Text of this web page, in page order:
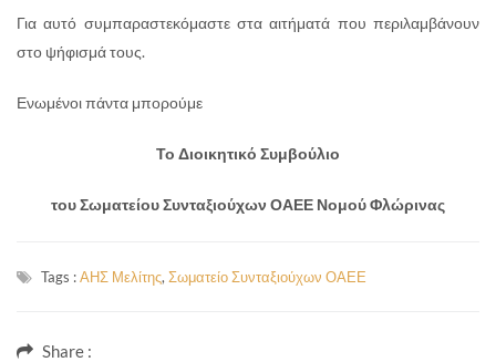
Για αυτό συμπαραστεκόμαστε στα αιτήματά που περιλαμβάνουν
στο ψήφισμά τους.
Ενωμένοι πάντα μπορούμε
Το Διοικητικό Συμβούλιο
του Σωματείου Συνταξιούχων ΟΑΕΕ Νομού Φλώρινας
Tags :ΑΗΣ Μελίτης, Σωματείο Συνταξιούχων ΟΑΕΕ
Share :